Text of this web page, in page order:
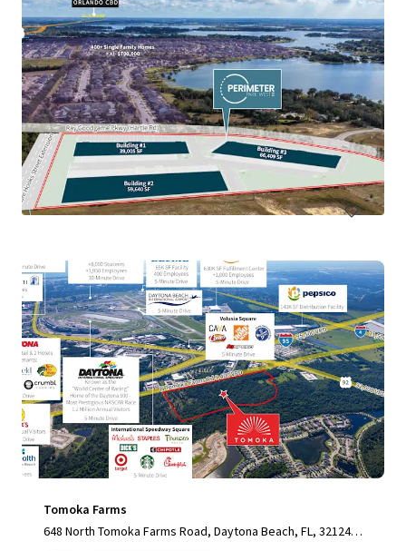
Callaway Development Site
918 North Tyndall Parkway, Panama City, FL, 32404, US
13,68 ha
Terra
Tomoka Farms
648 North Tomoka Farms Road, Daytona Beach, FL, 32124,